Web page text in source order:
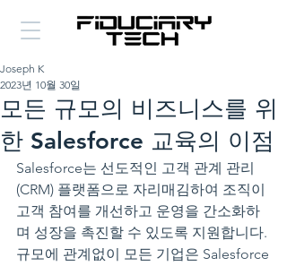
모든 규모의 비즈니스를 위
한 Salesforce 교육의 이점
Joseph K
2023년 10월 30일
Salesforce는 선도적인 고객 관계 관리
(CRM) 플랫폼으로 자리매김하여 조직이
고객 참여를 개선하고 운영을 간소화하
며 성장을 촉진할 수 있도록 지원합니다.
규모에 관계없이 모든 기업은 Salesforce